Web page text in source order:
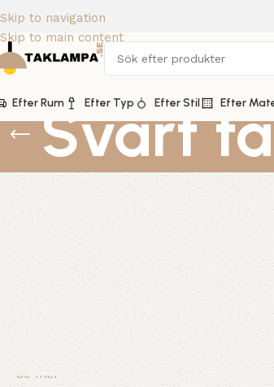
Skip to navigation
Skip to main content
Efter Rum Efter Typ Efter Stil Efter
Svart
Se mer